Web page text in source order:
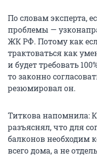
По словам эксперта,
проблемы —
ЖК РФ. Потому как
трактоваться как
и будет требовать
то законно
резюмировал он.
Титкова напомнила:
разъяснял, что для
балконов необходим
всего дома, а не